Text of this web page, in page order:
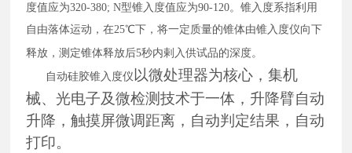
度值应为320-380; N型锥入度值应为90-120。锥入度系指利用
自由落体运动，在25℃下，将一定质量的锥体由锥入度仪向下
释放，测定锥体释放后5秒内剌入供试品的深度。
自动硅胶锥入度仪 以微处理器为核心，集机
械、光电子及微检测技术于一体， 升降臂自动
升降 ，触摸屏微调距离，自动判定结果，自动
打印。